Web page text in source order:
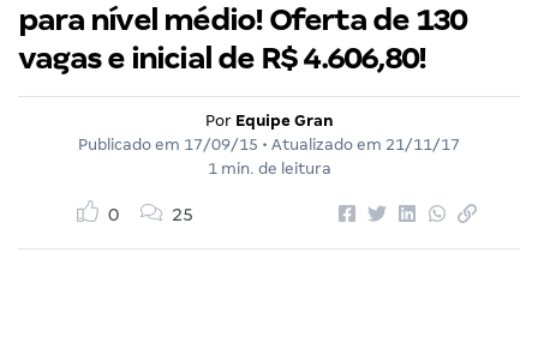
para nível médio! Oferta de 130
vagas e inicial de R$ 4.606,80!
Por Equipe Gran
Publicado em 17/09/15 • Atualizado em 21/11/17
1 min. de leitura
0 25